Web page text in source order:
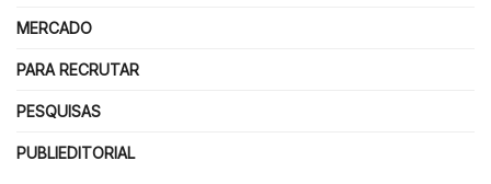
MERCADO
PARA RECRUTAR
PESQUISAS
PUBLIEDITORIAL